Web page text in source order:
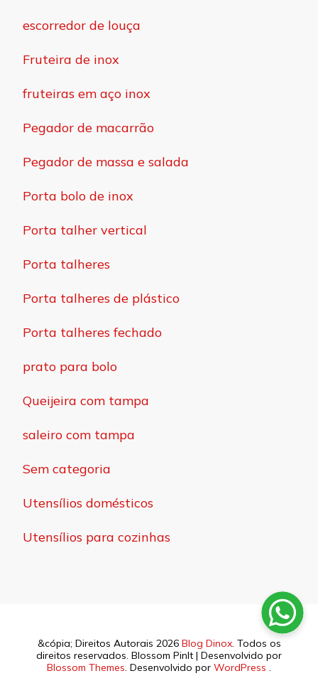
escorredor de louça
Fruteira de inox
fruteiras em aço inox
Pegador de macarrão
Pegador de massa e salada
Porta bolo de inox
Porta talher vertical
Porta talheres
Porta talheres de plástico
Porta talheres fechado
prato para bolo
Queijeira com tampa
saleiro com tampa
Sem categoria
Utensílios domésticos
Utensílios para cozinhas
&cópia; Direitos Autorais 2026 Blog Dinox. Todos os
direitos reservados. Blossom PinIt | Desenvolvido por
Blossom Themes. Desenvolvido por WordPress .